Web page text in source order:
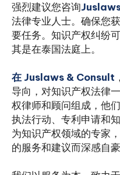
强烈建议您咨询
法律专业人士。确保您
要任务。知识产权纠纷
其是在泰国法庭上。
在 Juslaws & Consult
导向，对知识产权法律
权律师和顾问组成，他
执法行动、专利申请和
为知识产权领域的专家
的服务和建议而深感自豪